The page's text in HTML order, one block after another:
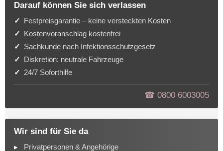
Darauf können Sie sich verlassen
Festpreisgarantie – keine versteckten Kosten
Kostenvoranschlag kostenfrei
Sachkunde nach Infektionsschutzgesetz
Diskretion: neutrale Fahrzeuge
24/7 Soforthilfe
☎︎ 0800 6003005
Wir sind für Sie da
Privatpersonen & Angehörige